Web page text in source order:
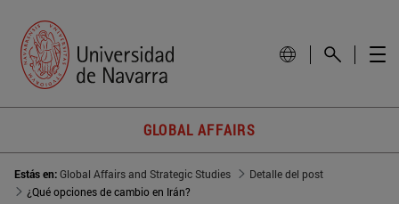
GLOBAL AFFAIRS
Estás en:Global Affairs and Strategic Studies
Detalle del post
¿Qué opciones de cambio en Irán?